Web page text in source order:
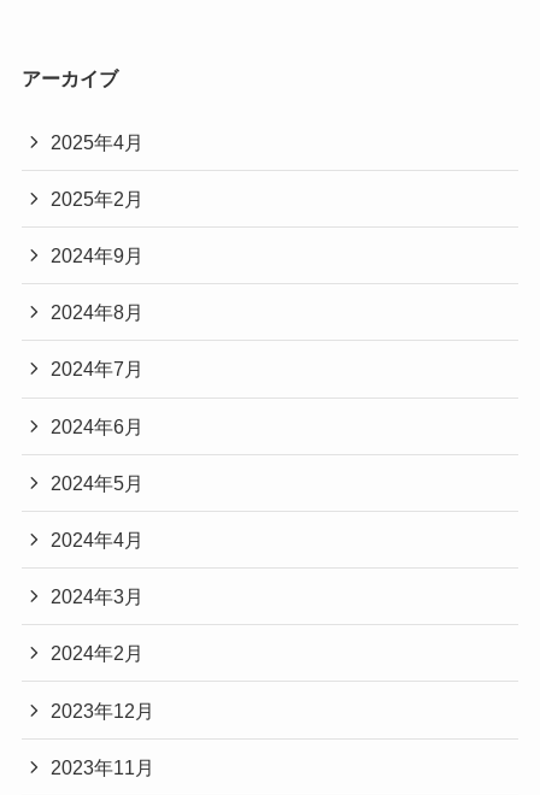
アーカイブ
2025年4月
2025年2月
2024年9月
2024年8月
2024年7月
2024年6月
2024年5月
2024年4月
2024年3月
2024年2月
2023年12月
2023年11月